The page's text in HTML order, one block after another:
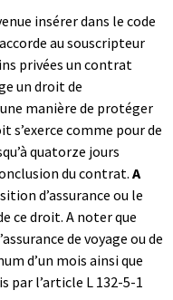
insérer dans le code
au souscripteur
privées un contrat
un droit de
manière de protéger
s’exerce comme pour de
quatorze jours
du contrat. A
d’assurance ou le
ce droit. A noter que
de voyage ou de
d’un mois ainsi que
par l’article L 132-5-1